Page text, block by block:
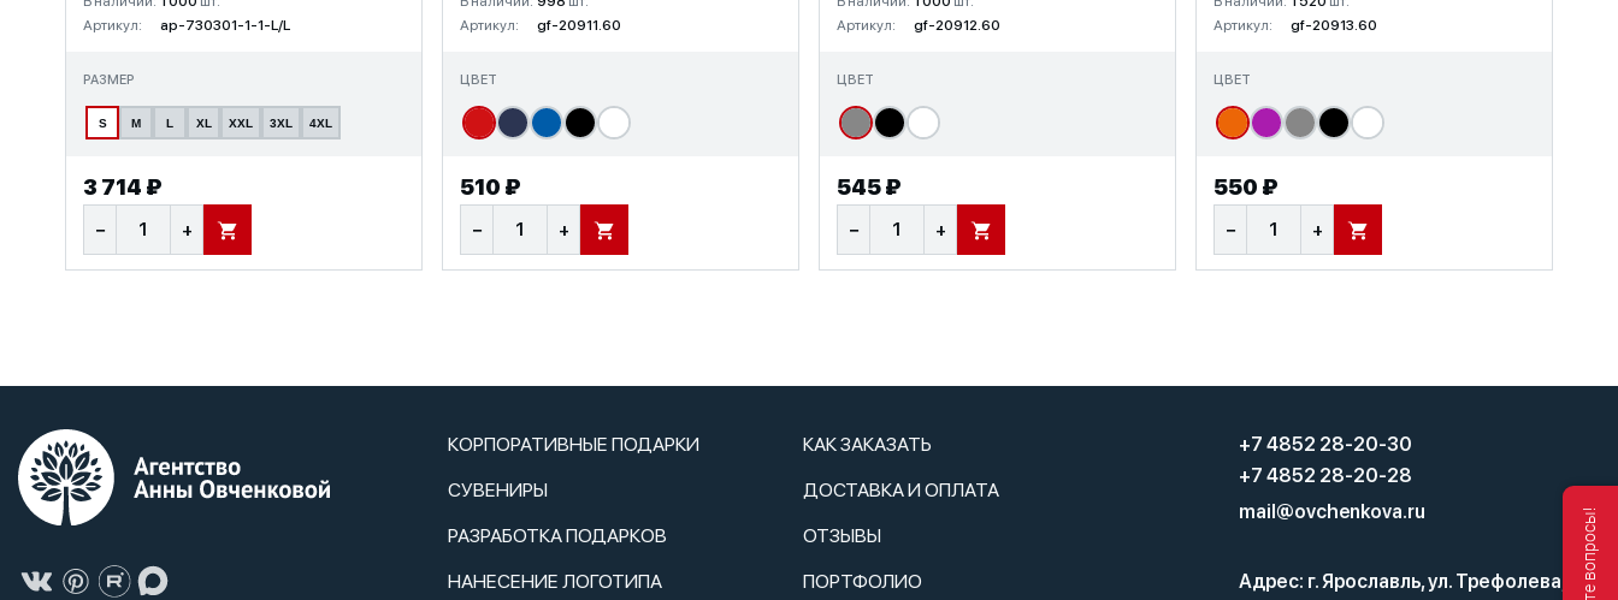
Артикул:
ap-730301-1-1-L/L
РАЗМЕР
S M L XL XXL 3XL 4XL
3 714 ₽
− + В КОРЗИНУ
Артикул:
gf-20911.60
ЦВЕТ
510 ₽
− + В КОРЗИНУ
Артикул:
gf-20912.60
ЦВЕТ
545 ₽
− + В КОРЗИНУ
Артикул:
gf-20913.60
ЦВЕТ
550 ₽
− + В КОРЗИНУ
КОРПОРАТИВНЫЕ ПОДАРКИ
СУВЕНИРЫ
РАЗРАБОТКА ПОДАРКОВ
НАНЕСЕНИЕ ЛОГОТИПА
КАК ЗАКАЗАТЬ
ДОСТАВКА И ОПЛАТА
ОТЗЫВЫ
ПОРТФОЛИО
+7 4852 28-20-30
+7 4852 28-20-28
mail@ovchenkova.ru
Адрес: г. Ярославль, ул. Трефолева,